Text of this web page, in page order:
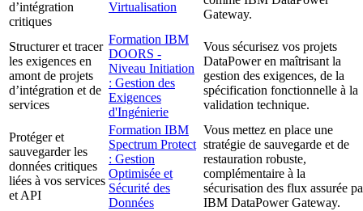
d’intégration
critiques
Virtualisation
Gateway.
Structurer et tracer
les exigences en
amont de projets
d’intégration et de
services
Formation IBM
DOORS -
Niveau Initiation
: Gestion des
Exigences
d'Ingénierie
Vous sécurisez vos projets
DataPower en maîtrisant la
gestion des exigences, de la
spécification fonctionnelle à la
validation technique.
Protéger et
sauvegarder les
données critiques
liées à vos services
et API
Formation IBM
Spectrum Protect
: Gestion
Optimisée et
Sécurité des
Données
Vous mettez en place une
stratégie de sauvegarde et de
restauration robuste,
complémentaire à la
sécurisation des flux assurée
IBM DataPower Gateway.